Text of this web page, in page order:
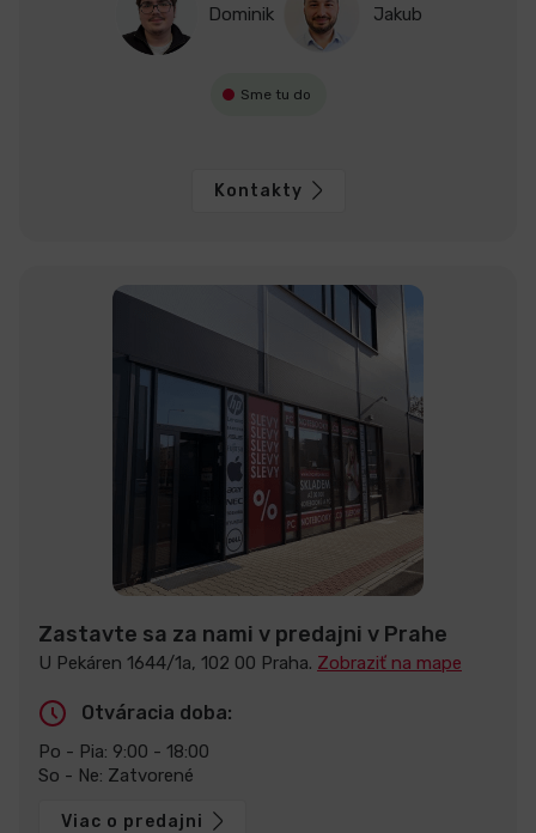
Dominik Jakub
Sme tu do
Kontakty
Zastavte sa za nami v predajni v Prahe
U Pekáren 1644/1a, 102 00 Praha. Zobraziť na mape
Otváracia doba:
Po - Pia: 9:00 - 18:00
So - Ne: Zatvorené
Viac o predajni